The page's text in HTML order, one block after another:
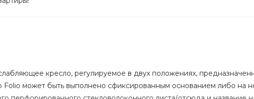
кресло, регулируемое в двух положениях,
может быть выполнено сфиксированным основанием либо на